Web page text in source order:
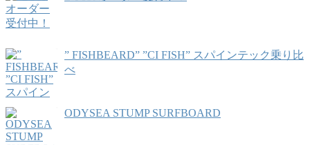
” FISHBEARD” ”CI FISH” スパインテック乗り比
べ
ODYSEA STUMP SURFBOARD